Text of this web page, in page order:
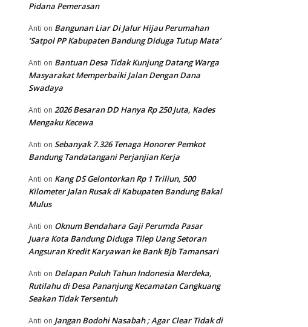
Pidana Pemerasan
Anti on Bangunan Liar Di Jalur Hijau Perumahan
‘Satpol PP Kabupaten Bandung Diduga Tutup Mata’
Anti on Bantuan Desa Tidak Kunjung Datang Warga
Masyarakat Memperbaiki Jalan Dengan Dana
Swadaya
Anti on 2026 Besaran DD Hanya Rp 250 Juta, Kades
Mengaku Kecewa
Anti on Sebanyak 7.326 Tenaga Honorer Pemkot
Bandung Tandatangani Perjanjian Kerja
Anti on Kang DS Gelontorkan Rp 1 Triliun, 500
Kilometer Jalan Rusak di Kabupaten Bandung Bakal
Mulus
Anti on Oknum Bendahara Gaji Perumda Pasar
Juara Kota Bandung Diduga Tilep Uang Setoran
Angsuran Kredit Karyawan ke Bank Bjb Tamansari
Anti on Delapan Puluh Tahun Indonesia Merdeka,
Rutilahu di Desa Pananjung Kecamatan Cangkuang
Seakan Tidak Tersentuh
Anti on Jangan Bodohi Nasabah ; Agar Clear Tidak di